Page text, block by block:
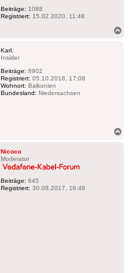
Beiträge: 1088
Registriert: 15.02.2020, 11:48
Karl.
Insider
Beiträge: 8902
Registriert: 05.10.2018, 17:08
Wohnort: Balkonien
Bundesland: Niedersachsen
Nicoco
Moderator
Beiträge: 645
Registriert: 30.08.2017, 16:46